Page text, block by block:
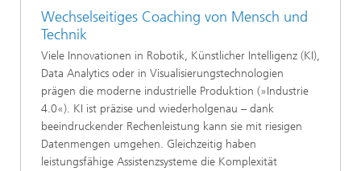
Wechselseitiges Coaching von Mensch und
Technik
Viele Innovationen in Robotik, Künstlicher Intelligenz (KI),
Data Analytics oder in Visualisierungstechnologien
prägen die moderne industrielle Produktion (»Industrie
4.0«). KI ist präzise und wiederholgenau – dank
beeindruckender Rechenleistung kann sie mit riesigen
Datenmengen umgehen. Gleichzeitig haben
leistungsfähige Assistenzsysteme die Komplexität